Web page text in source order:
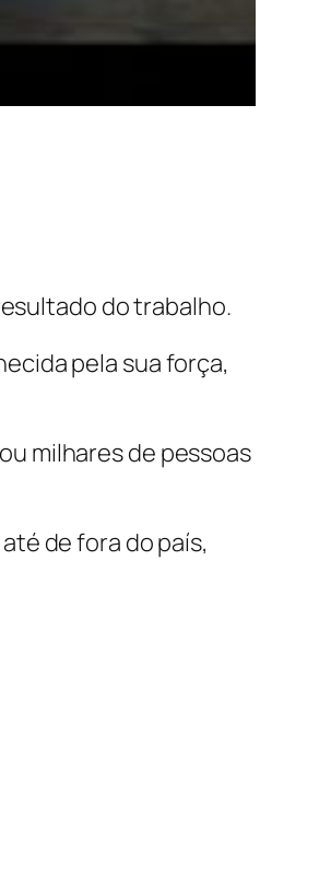
do trabalho.
pela sua força,
milhares de pessoas
de fora do país,